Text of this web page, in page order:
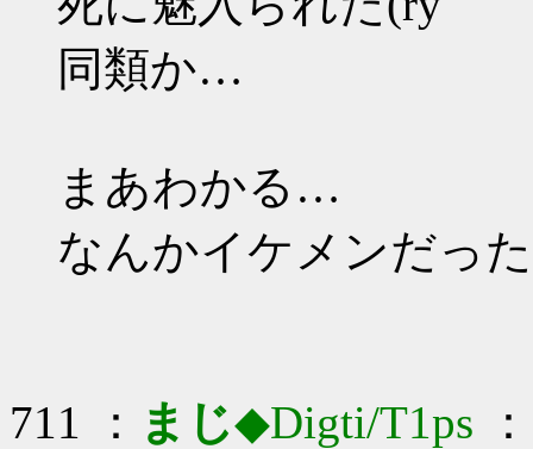
同類か…
まあわかる…
なんかイケメンだっ
711 ： まじ◆Digti/T1ps